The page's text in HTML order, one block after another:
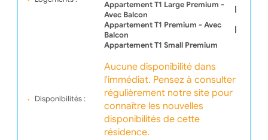
Appartement T1 Large Premium -
Avec Balcon
Appartement T1 Premium - Avec
Balcon
Appartement T1 Small Premium
Disponibilités :
Aucune disponibilité dans
l'immédiat. Pensez à consulter
régulièrement notre site pour
connaître les nouvelles
disponibilités de cette
résidence.